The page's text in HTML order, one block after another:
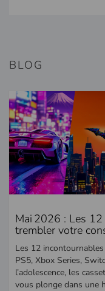
BLOG
Mai 2026 : Les
trembler votre
Les 12
PS5, Xbox Series,
l’adolescence, les
vous plonge dans une